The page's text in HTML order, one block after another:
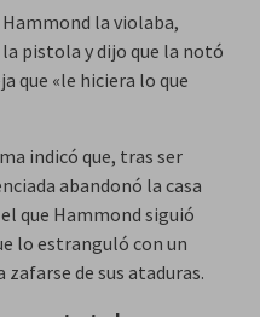
la violaba,
pistola y dijo que la notó
que «le hiciera lo que
indicó que, tras ser
abandonó la casa
que Hammond siguió
lo estranguló con un
de sus ataduras.